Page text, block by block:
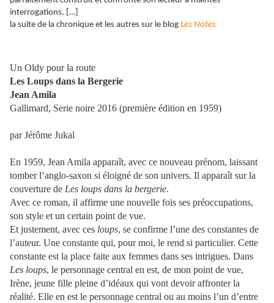
interrogations. […]
la suite de la chronique et les autres sur le blog Les Notes
Un Oldy pour la route
Les Loups dans la Bergerie
Jean Amila
Gallimard, Serie noire 2016 (première édition en 1959)
par Jérôme Jukal
En 1959, Jean Amila apparaît, avec ce nouveau prénom, laissant
tomber l’anglo-saxon si éloigné de son univers. Il apparaît sur la
couverture de Les loups dans la bergerie.
Avec ce roman, il affirme une nouvelle fois ses préoccupations,
son style et un certain point de vue.
Et justement, avec ces loups, se confirme l’une des constantes de
l’auteur. Une constante qui, pour moi, le rend si particulier. Cette
constante est la place faite aux femmes dans ses intrigues. Dans
Les loups, le personnage central en est, de mon point de vue,
Irène, jeune fille pleine d’idéaux qui vont devoir affronter la
réalité. Elle en est le personnage central ou au moins l’un d’entre